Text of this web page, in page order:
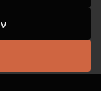
by Gradient